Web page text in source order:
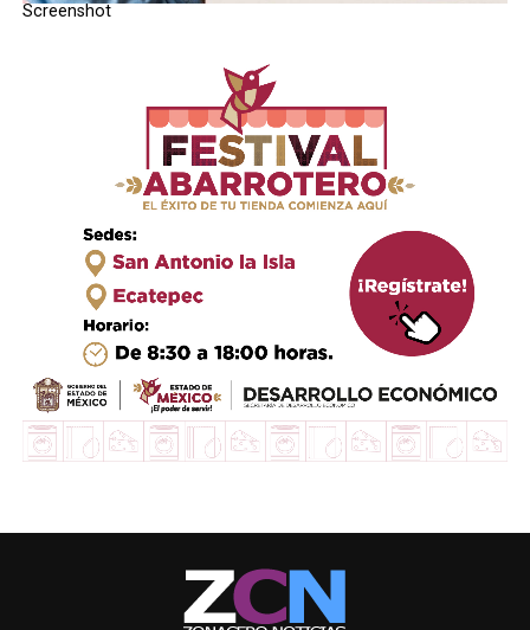
Screenshot